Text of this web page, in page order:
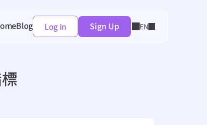
Blog Log In Sign Up EN
Select Language